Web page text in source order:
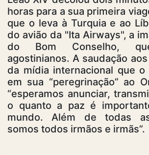
horas para a sua primeira
que o leva à Turquia e ao
do avião da "Ita Airways", a
do Bom Conselho,
agostinianos. A saudação
da mídia internacional que o
em sua “peregrinação” ao
“esperamos anunciar,
o quanto a paz é
mundo. Além de todas
somos todos irmãos e irmãs”.